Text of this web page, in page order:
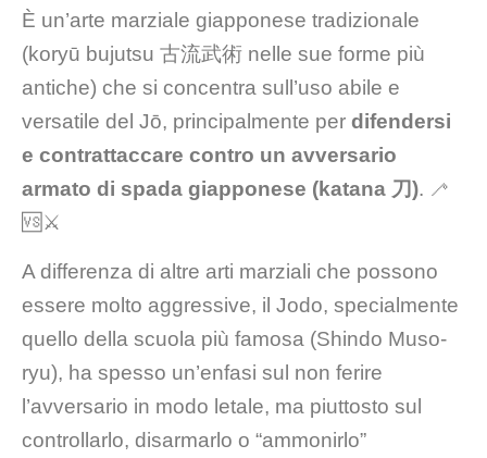
È un’arte marziale giapponese tradizionale
(koryū bujutsu 古流武術 nelle sue forme più
antiche) che si concentra sull’uso abile e
versatile del Jō, principalmente per difendersi
e contrattaccare contro un avversario
armato di spada giapponese (katana 刀). 🦯
🆚️⚔️
A differenza di altre arti marziali che possono
essere molto aggressive, il Jodo, specialmente
quello della scuola più famosa (Shindo Muso-
ryu), ha spesso un’enfasi sul non ferire
l’avversario in modo letale, ma piuttosto sul
controllarlo, disarmarlo o “ammonirlo”